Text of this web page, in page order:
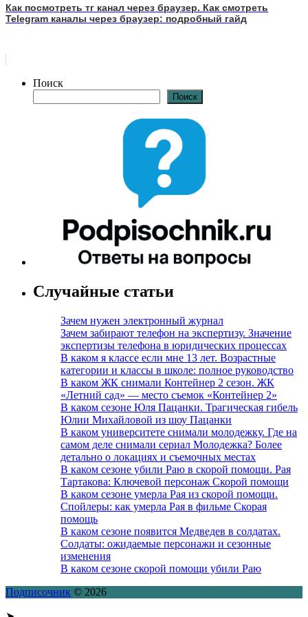
Как посмотреть тг канал через браузер. Как смотреть
Telegram каналы через браузер: подробный гайд
Поиск
Поиск
Случайные статьи
Зачем нужен электронный журнал
Зачем забирают телефон на экспертизу. Значение
экспертизы телефона в юридических процессах
В каком я классе если мне 13 лет. Возрастные
категории и классы в школе: полное руководство
В каком ЖК снимали Контейнер 2 сезон. ЖК
«Летний сад» — место съемок «Контейнер 2»
В каком сезоне Юля Пацанки. Трагическая гибель
Юлии Михайловой из шоу Пацанки
В каком университете снимали молодежку. Где на
самом деле снимали сериал Молодежка? Более
детально о локациях и съемочных местах
В каком сезоне убили Раю в скорой помощи. Рая
Тартакова: Ключевой персонаж Скорой помощи
В каком сезоне умерла Рая из скорой помощи.
Спойлеры: как умерла Рая в фильме Скорая
помощь
В каком сезоне появится Медведев в солдатах.
Солдаты: ожидаемые персонажи и сезонные
изменения
В каком сезоне скорой помощи убили Раю
Подписочник © 2026